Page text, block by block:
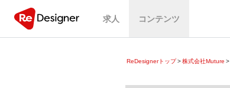
求人 コンテンツ
ReDesignerトップ>株式会社Muture >